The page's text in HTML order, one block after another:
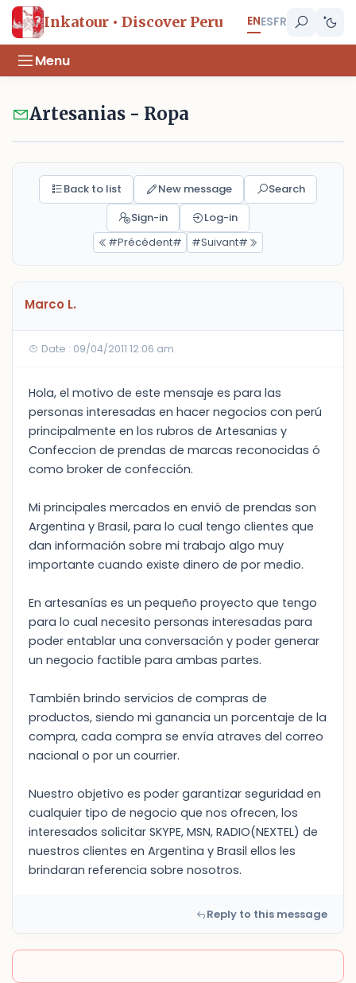
Inkatour • Discover Peru ENESFR
Menu
Artesanias - Ropa
Back to list New message
Search
Sign-in
Log-in
#Précédent#
#Suivant#
Marco L.
Date : 09/04/2011 12:06 am
Hola, el motivo de este mensaje es para las
personas interesadas en hacer negocios con perú
principalmente en los rubros de Artesanias y
Confeccion de prendas de marcas reconocidas ó
como broker de confección.
Mi principales mercados en envió de prendas son
Argentina y Brasil, para lo cual tengo clientes que
dan información sobre mi trabajo algo muy
importante cuando existe dinero de por medio.
En artesanías es un pequeño proyecto que tengo
para lo cual necesito personas interesadas para
poder entablar una conversación y poder generar
un negocio factible para ambas partes.
También brindo servicios de compras de
productos, siendo mi ganancia un porcentaje de la
compra, cada compra se envía atraves del correo
nacional o por un courrier.
Nuestro objetivo es poder garantizar seguridad en
cualquier tipo de negocio que nos ofrecen, los
interesados solicitar SKYPE, MSN, RADIO(NEXTEL) de
nuestros clientes en Argentina y Brasil ellos les
brindaran referencia sobre nosotros.
Reply to this message